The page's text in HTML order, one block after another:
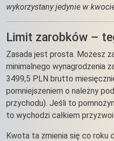
wykorzystany jedynie w
Limit zarobków –
Zasada jest prosta. Możesz
minimalnego wynagrodzenia
3499,5 PLN brutto
pomniejszeniem o należny
przychodu). Jeśli to
to wychodzi całkiem
Kwota ta zmienia się co